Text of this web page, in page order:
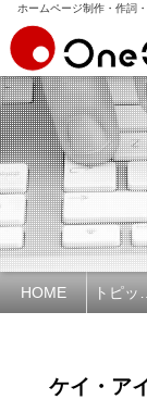
ホームページ制作・作詞
HOME
ケイ・ア